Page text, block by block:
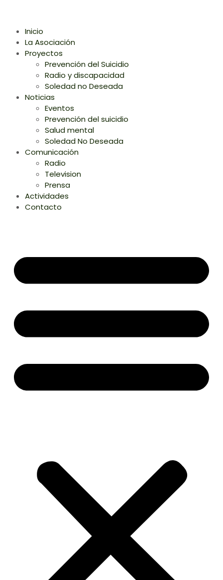
Inicio
La Asociación
Proyectos
Prevención del Suicidio
Radio y discapacidad
Soledad no Deseada
Noticias
Eventos
Prevención del suicidio
Salud mental
Soledad No Deseada
Comunicación
Radio
Television
Prensa
Actividades
Contacto